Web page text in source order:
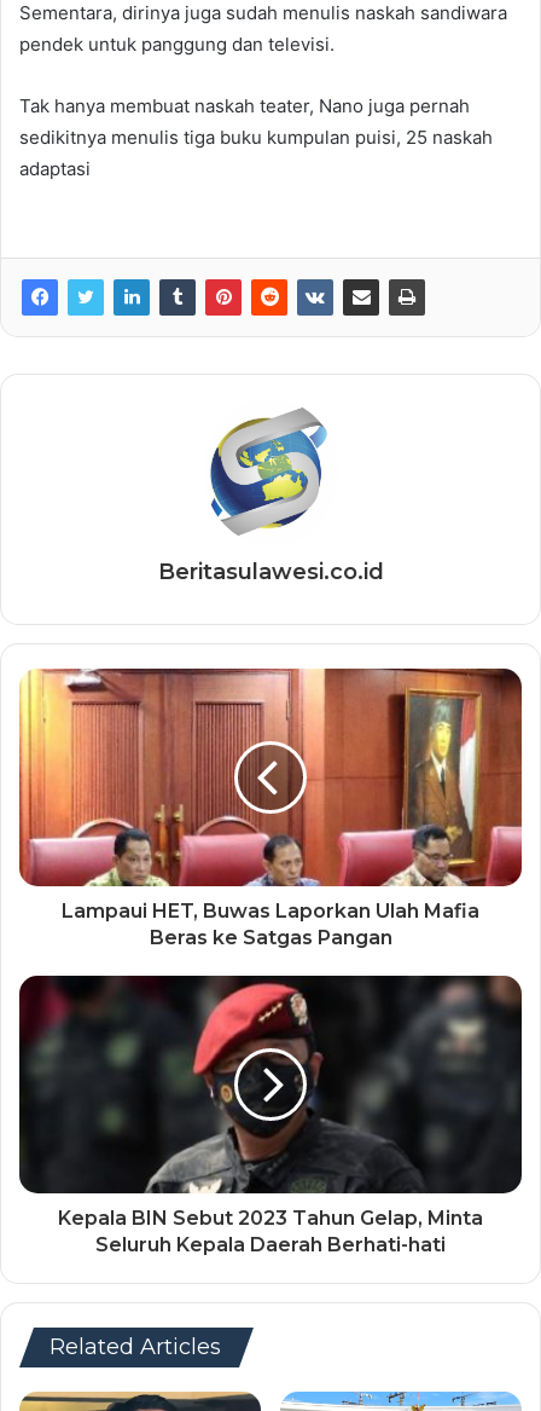
Sementara, dirinya juga sudah menulis naskah sandiwara
pendek untuk panggung dan televisi.
Tak hanya membuat naskah teater, Nano juga pernah
sedikitnya menulis tiga buku kumpulan puisi, 25 naskah
adaptasi
Beritasulawesi.co.id
Lampaui HET, Buwas Laporkan Ulah Mafia
Beras ke Satgas Pangan
Kepala BIN Sebut 2023 Tahun Gelap, Minta
Seluruh Kepala Daerah Berhati-hati
Related Articles